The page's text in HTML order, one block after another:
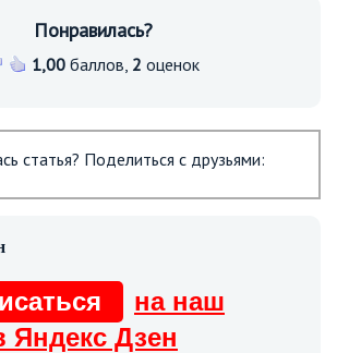
Понравилась?
1,00 баллов, 2 оценок
статья? Поделиться с друзьями:
на наш
Яндекс Дзен